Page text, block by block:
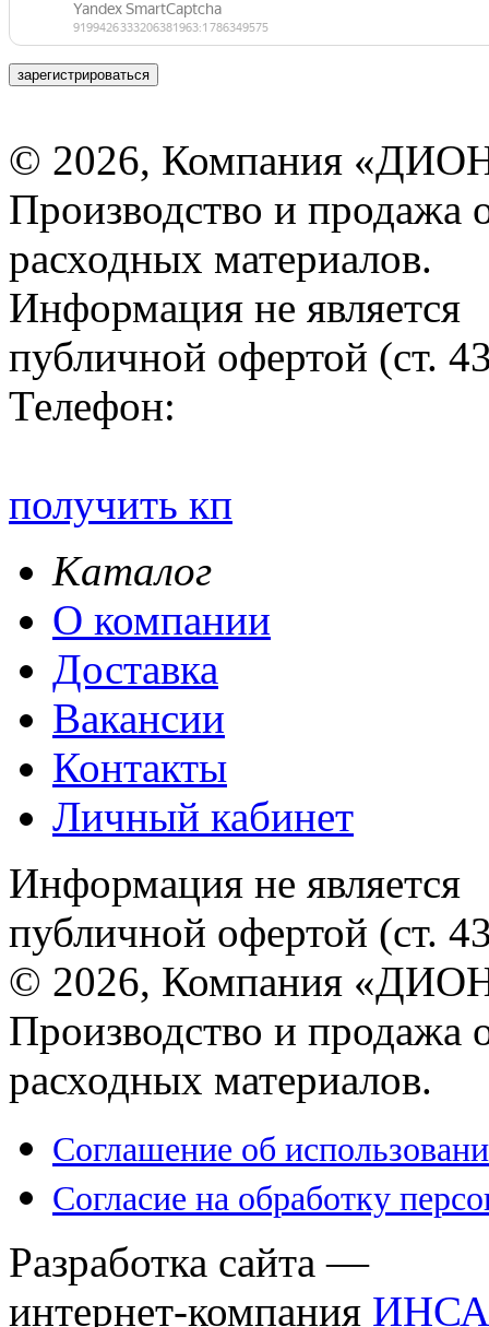
зарегистрироваться
© 2026, Компания
Производство и продажа
расходных материалов.
Информация не является
публичной офертой (ст.
Телефон:
получить кп
Каталог
О компании
Доставка
Вакансии
Контакты
Личный кабинет
Информация не является
публичной офертой (ст.
© 2026, Компания
Производство и продажа
расходных материалов.
Соглашение об
Согласие на обработку
Разработка сайта —
интернет-компания